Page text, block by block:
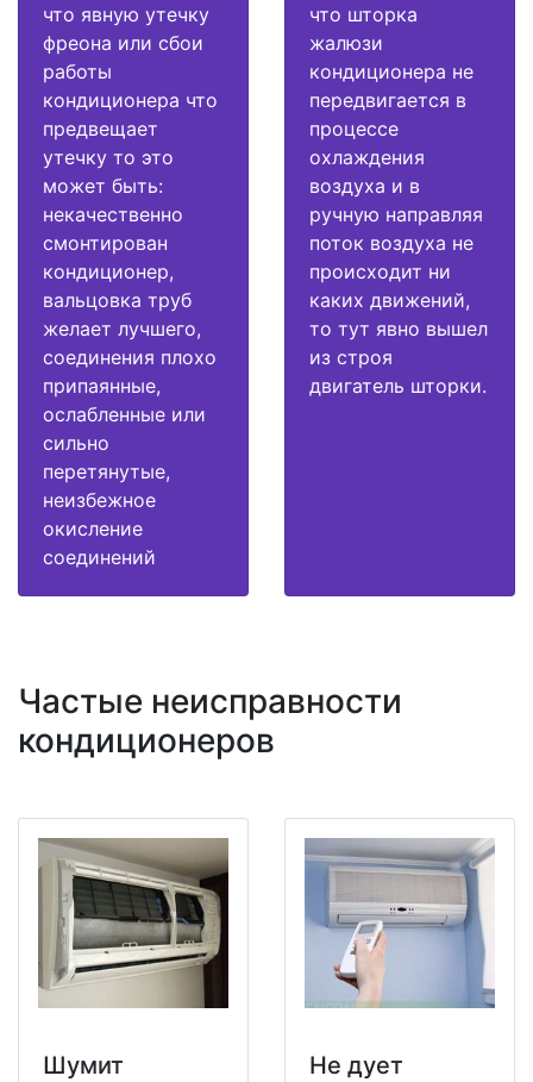
что явную утечку
фреона или сбои
работы
кондиционера что
предвещает
утечку то это
может быть:
некачественно
смонтирован
кондиционер,
вальцовка труб
желает лучшего,
соединения плохо
припаянные,
ослабленные или
сильно
перетянутые,
неизбежное
окисление
соединений
что шторка
жалюзи
кондиционера не
передвигается в
процессе
охлаждения
воздуха и в
ручную направляя
поток воздуха не
происходит ни
каких движений,
то тут явно вышел
из строя
двигатель шторки.
Частые неисправности
кондиционеров
Шумит Не дует